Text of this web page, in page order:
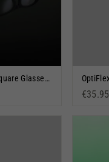
ESL x Zenni Square Glasses Black
€35.95